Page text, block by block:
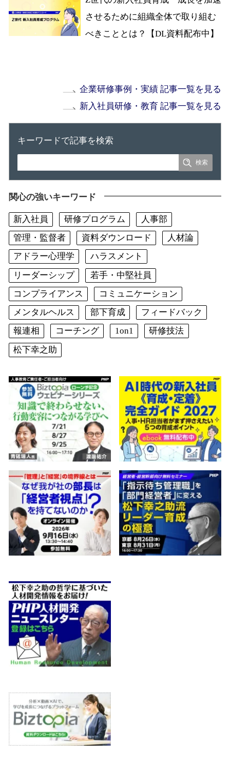
させるために組織全体で取り組む
べきこととは？【DL資料配布中】
企業研修事例・実績 記事一覧を見る
新入社員研修・教育 記事一覧を見る
キーワードで記事を検索
関心の強いキーワード
新入社員 研修プログラム
人事部
管理・監督者
資料ダウンロード
人材論
アドラー心理学
ハラスメント
リーダーシップ
若手・中堅社員
コンプライアンス
コミュニケーション
メンタルヘルス
部下育成
フィードバック
報連相
コーチング 1on1
研修技法
松下幸之助